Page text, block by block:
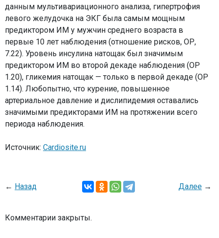
данным мультивариационного анализа, гипертрофия
левого желудочка на ЭКГ была самым мощным
предиктором ИМ у мужчин среднего возраста в
первые 10 лет наблюдения (отношение рисков, ОР,
7.22). Уровень инсулина натощак был значимым
предиктором ИМ во второй декаде наблюдения (ОР
1.20), гликемия натощак — только в первой декаде (ОР
1.14). Любопытно, что курение, повышенное
артериальное давление и дислипидемия оставались
значимыми предикторами ИМ на протяжении всего
периода наблюдения.
Источник: Cardiosite.ru
← Назад Далее →
Комментарии закрыты.